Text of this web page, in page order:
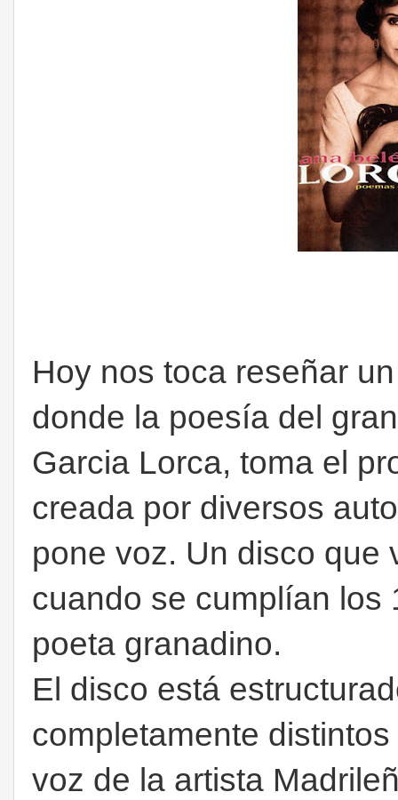
Hoy nos toca reseñar
donde la poesía del
Garcia Lorca, toma el
creada por diversos
pone voz. Un disco que
cuando se cumplían los
poeta granadino.
El disco está
completamente
voz de la artista